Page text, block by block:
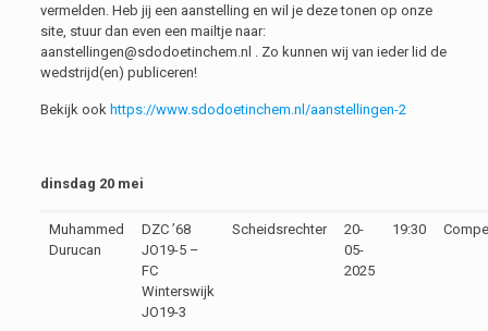
vermelden. Heb jij een aanstelling en wil je deze tonen op onze
site, stuur dan even een mailtje naar:
aanstellingen@sdodoetinchem.nl . Zo kunnen wij van ieder lid de
wedstrijd(en) publiceren!
Bekijk ook https://www.sdodoetinchem.nl/aanstellingen-2
dinsdag 20 mei
Muhammed
Durucan
DZC ’68
JO19-5 –
FC
Winterswijk
JO19-3
Scheidsrechter
20-
05-
2025
19:30